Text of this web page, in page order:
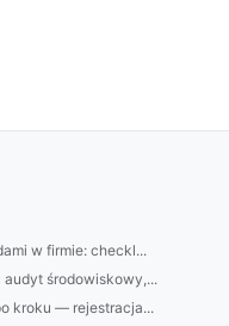
w firmie: checkl...
środowiskowy,...
kroku — rejestracja...